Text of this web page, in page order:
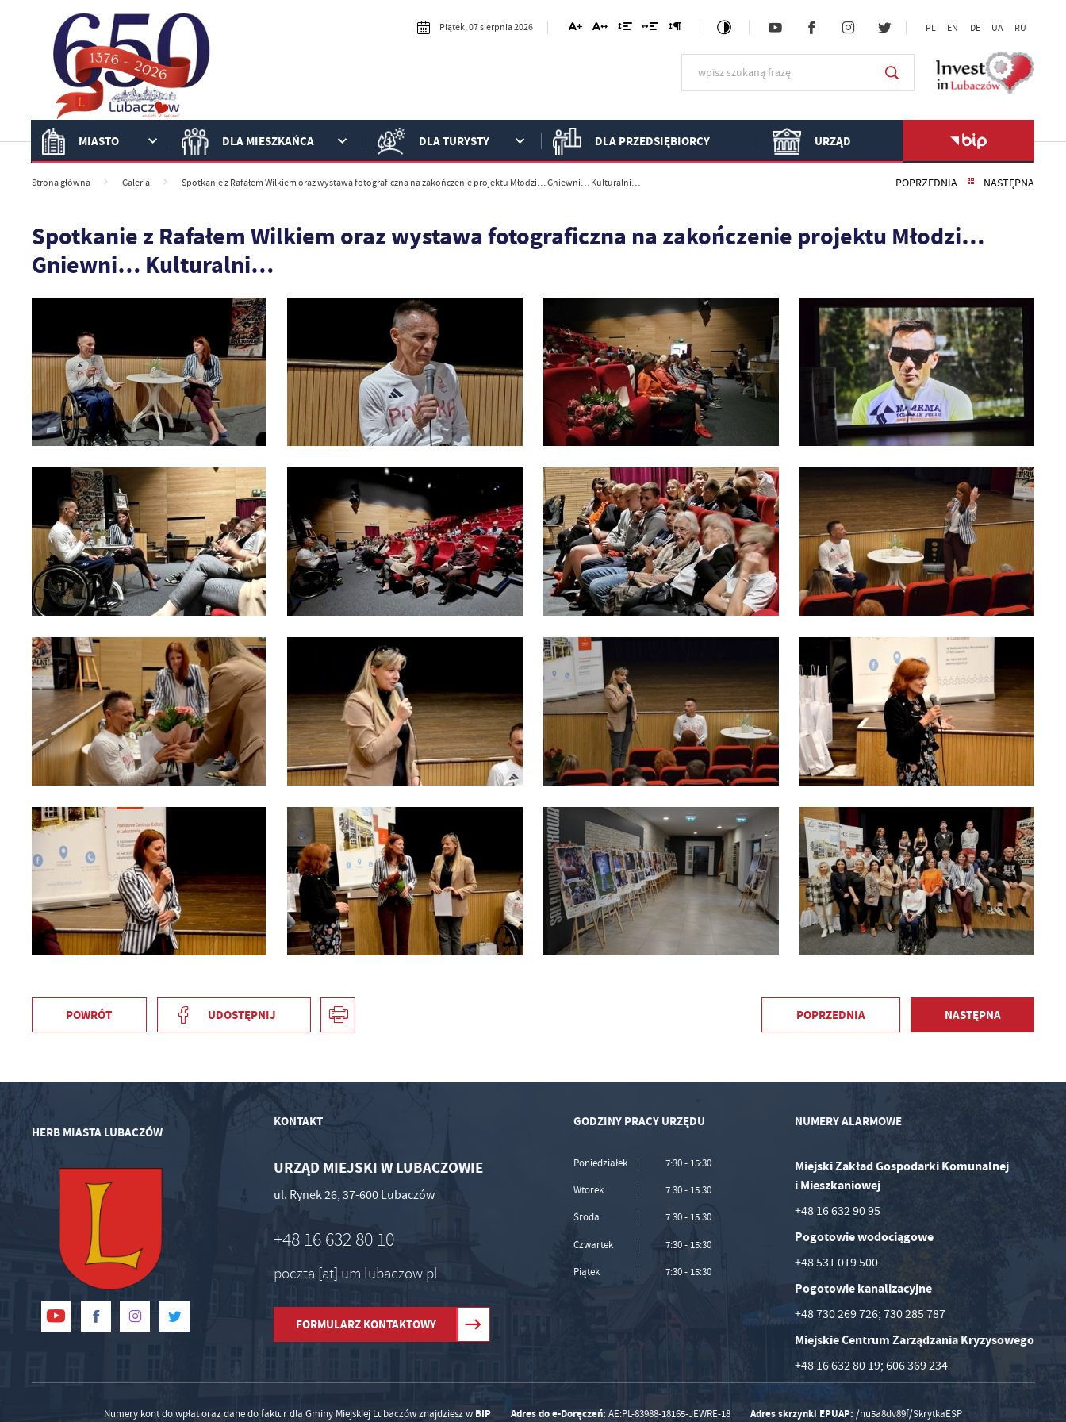
Piątek, 07 sierpnia 2026 PL EN DE UA RU
MIASTO DLA MIESZKAŃCA DLA TURYSTY DLA PRZEDSIĘBIORCY URZĄD
Strona główna Galeria Spotkanie z Rafałem Wilkiem oraz wystawa fotograficzna na zakończenie projektu Młodzi… Gniewni… Kulturalni… POPRZEDNIA NASTĘPNA
Spotkanie z Rafałem Wilkiem oraz wystawa fotograficzna na zakończenie projektu Młodzi…
Gniewni… Kulturalni…
POWRÓT UDOSTĘPNIJ POPRZEDNIA NASTĘPNA
HERB MIASTA LUBACZÓW
KONTAKT
URZĄD MIEJSKI W LUBACZOWIE
ul. Rynek 26, 37-600 Lubaczów
+48 16 632 80 10
poczta [at] um.lubaczow.pl
FORMULARZ KONTAKTOWY
GODZINY PRACY URZĘDU
Poniedziałek 7:30 - 15:30
Wtorek 7:30 - 15:30
Środa 7:30 - 15:30
Czwartek 7:30 - 15:30
Piątek 7:30 - 15:30
NUMERY ALARMOWE
Miejski Zakład Gospodarki Komunalnej
i Mieszkaniowej
+48 16 632 90 95
Pogotowie wodociągowe
+48 531 019 500
Pogotowie kanalizacyjne
+48 730 269 726; 730 285 787
Miejskie Centrum Zarządzania Kryzysowego
+48 16 632 80 19; 606 369 234
Numery kont do wpłat oraz dane do faktur dla Gminy Miejskiej Lubaczów znajdziesz w BIP Adres do e-Doręczeń: AE:PL-83988-18165-JEWRE-18 Adres skrzynki EPUAP: /nu5a8dv89f/SkrytkaESP